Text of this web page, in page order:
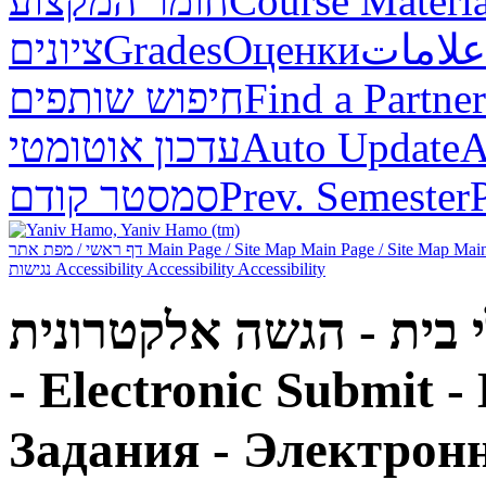
ציוניםGradesОценкиعلامات
חיפוש שותפיםFind a Partner
עדכון אוטומטיAuto Update
סמסטר קודםPrev. Semester
Main Page / Site Map Main Page / Site Map
Accessibility Accessibility Accessibility
- Electronic Submit -
Задания -